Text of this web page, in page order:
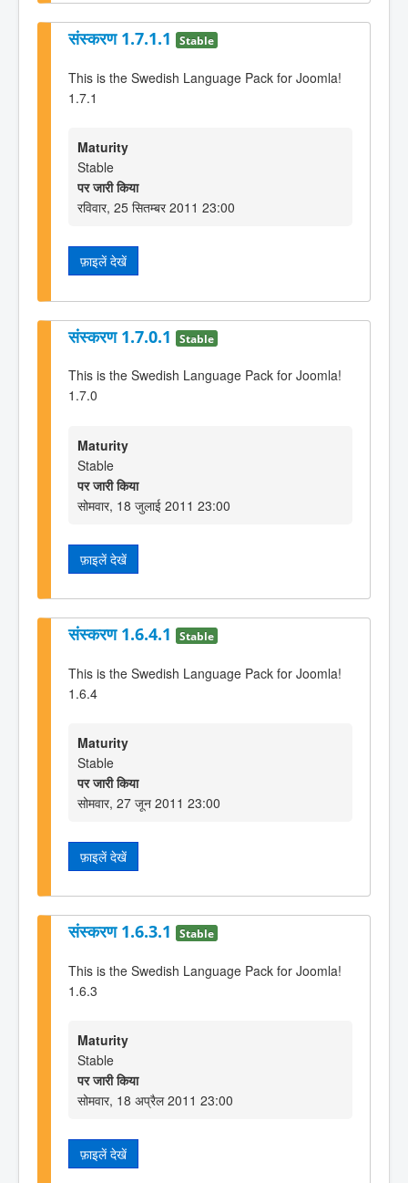
संस्करण 1.7.1.1 Stable
This is the Swedish Language Pack for Joomla!
1.7.1
Maturity
Stable
पर जारी किया
रविवार, 25 सितम्बर 2011 23:00
फ़ाइलें देखें
संस्करण 1.7.0.1 Stable
This is the Swedish Language Pack for Joomla!
1.7.0
Maturity
Stable
पर जारी किया
सोमवार, 18 जुलाई 2011 23:00
फ़ाइलें देखें
संस्करण 1.6.4.1 Stable
This is the Swedish Language Pack for Joomla!
1.6.4
Maturity
Stable
पर जारी किया
सोमवार, 27 जून 2011 23:00
फ़ाइलें देखें
संस्करण 1.6.3.1 Stable
This is the Swedish Language Pack for Joomla!
1.6.3
Maturity
Stable
पर जारी किया
सोमवार, 18 अप्रैल 2011 23:00
फ़ाइलें देखें